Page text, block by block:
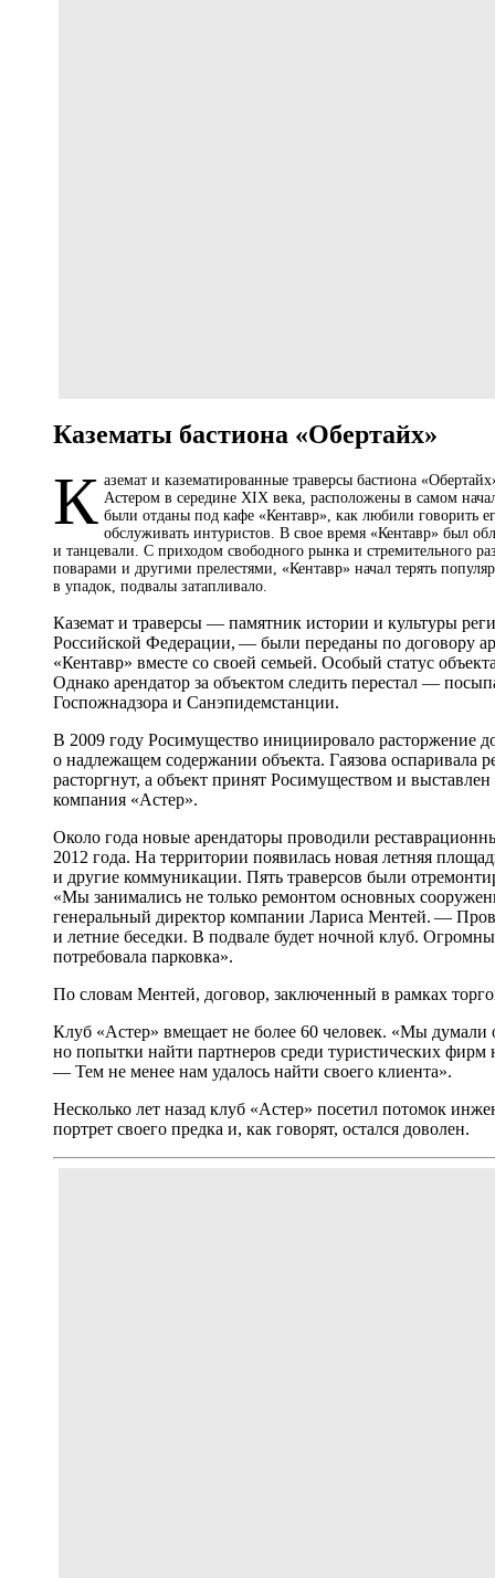
Казематы бастиона «Обертайх»
К аземат и казематированные траверсы бастиона
Астером в середине XIX века, расположены в самом
были отданы под кафе «Кентавр», как любили говорить
обслуживать интуристов. В свое время «Кентавр» был
и танцевали. С приходом свободного рынка и стремительного
поварами и другими прелестями, «Кентавр» начал терять
в упадок, подвалы затапливало.
Каземат и траверсы — памятник истории и культуры
Российской Федерации, — были переданы по договору
«Кентавр» вместе со своей семьей. Особый статус
Однако арендатор за объектом следить перестал —
Госпожнадзора и Санэпидемстанции.
В 2009 году Росимущество инициировало расторжение
о надлежащем содержании объекта. Гаязова оспаривала
расторгнут, а объект принят Росимуществом и
компания «Астер».
Около года новые арендаторы проводили
2012 года. На территории появилась новая летняя
и другие коммуникации. Пять траверсов были
«Мы занимались не только ремонтом основных
генеральный директор компании Лариса Ментей. —
и летние беседки. В подвале будет ночной клуб.
потребовала парковка».
По словам Ментей, договор, заключенный в рамках
Клуб «Астер» вмещает не более 60 человек. «Мы думали
но попытки найти партнеров среди туристических
— Тем не менее нам удалось найти своего клиента».
Несколько лет назад клуб «Астер» посетил потомок
портрет своего предка и, как говорят, остался доволен.